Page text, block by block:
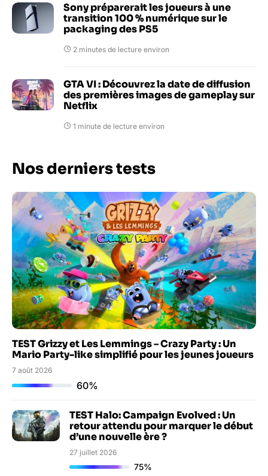
Sony préparerait les joueurs à une
transition 100 % numérique sur le
packaging des PS5
2 minutes de lecture environ
GTA VI : Découvrez la date de diffusion
des premières images de gameplay sur
Netflix
1 minute de lecture environ
Nos derniers tests
TEST Grizzy et Les Lemmings – Crazy Party : Un
Mario Party-like simplifié pour les jeunes joueurs
7 août 2026
60%
TEST Halo: Campaign Evolved : Un
retour attendu pour marquer le début
d’une nouvelle ère ?
27 juillet 2026
75%